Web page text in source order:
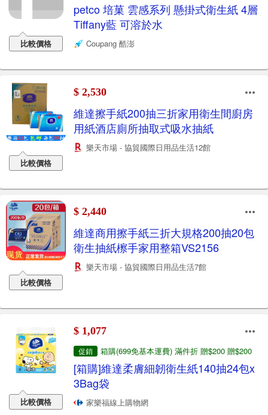
比較價格
petco 培菓 雲感系列 懸掛式衛生紙 4層
Tiffany藍 可溶於水
Coupang 酷澎
比較價格
$ 2,530
維達擦手紙200抽三折家用衛生間廚房
用紙酒店廁所抽取式吸水抽紙
樂天市場 - 協貿國際日用品生活12館
比較價格
$ 2,440
維達商用擦手紙三折大規格200抽20包
衛生抽紙檫手家用整箱VS2156
樂天市場 - 協貿國際日用品生活7館
比較價格
$ 1,077
促銷 箱購(699免基本運費) 滿件折 贈$200 贈$200
[箱購]維達柔膚細韌衛生紙140抽24包x
3Bag袋
家樂福線上購物網